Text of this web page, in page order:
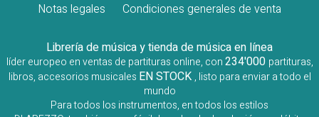
Notas legales Condiciones generales de venta
Librería de música y tienda de música en línea
líder europeo en ventas de partituras online, con234'000 partituras,
libros, accesorios musicales EN STOCK , listo para enviar a todo el
mundo
Para todos los instrumentos, en todos los estilos